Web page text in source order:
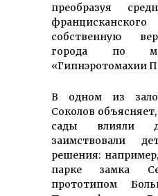
преобразуя
собственную
города по
«Гипнэротомахии
В одном из
Соколов
сады влияли
заимствовали
решения:
парке замка
прототипом